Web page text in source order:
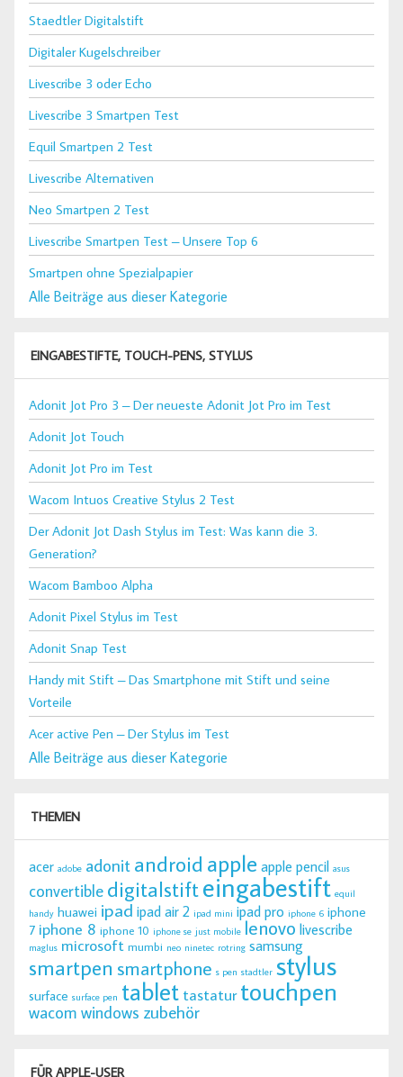
Staedtler Digitalstift
Digitaler Kugelschreiber
Livescribe 3 oder Echo
Livescribe 3 Smartpen Test
Equil Smartpen 2 Test
Livescribe Alternativen
Neo Smartpen 2 Test
Livescribe Smartpen Test – Unsere Top 6
Smartpen ohne Spezialpapier
Alle Beiträge aus dieser Kategorie
EINGABESTIFTE, TOUCH-PENS, STYLUS
Adonit Jot Pro 3 – Der neueste Adonit Jot Pro im Test
Adonit Jot Touch
Adonit Jot Pro im Test
Wacom Intuos Creative Stylus 2 Test
Der Adonit Jot Dash Stylus im Test: Was kann die 3.
Generation?
Wacom Bamboo Alpha
Adonit Pixel Stylus im Test
Adonit Snap Test
Handy mit Stift – Das Smartphone mit Stift und seine
Vorteile
Acer active Pen – Der Stylus im Test
Alle Beiträge aus dieser Kategorie
THEMEN
acer adobe adonit android appleapple pencil asus
convertible digitalstifteingabestift equil
handy huawei ipad ipad air 2 ipad mini ipad pro iphone 6 iphone
7 iphone 8 iphone 10 iphone se just mobile lenovo livescribe
maglus microsoft mumbi neo ninetec rotring samsung
smartpen smartphone s pen stadtler stylus
surface surface pen tablet tastatur touchpen
wacom windows zubehör
FÜR APPLE-USER